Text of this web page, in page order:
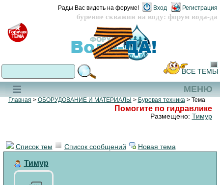
бурение скважин на воду: форум вода-да
Рады Вас видеть на форуме! Вход Регистрация
МЕНЮ
ВСЕ ТЕМЫ
Главная > ОБОРУДОВАНИЕ И МАТЕРИАЛЫ > Буровая техника> Тема
Помогите по гидравлике
Размещено: Тимур
Список тем Список сообщений Новая тема
Тимур